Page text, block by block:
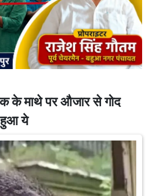
माथे पर औजार से गोद
हुआ ये